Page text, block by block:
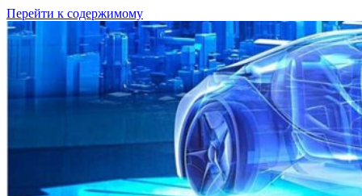
Перейти к содержимому